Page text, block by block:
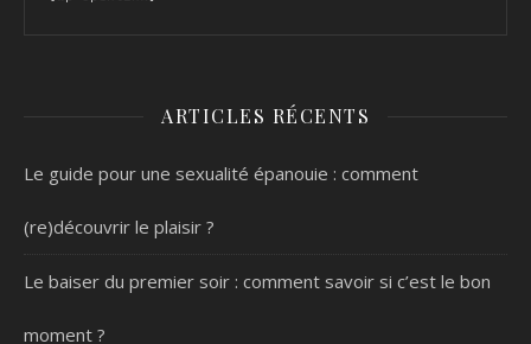
ARTICLES RÉCENTS
Le guide pour une sexualité épanouie : comment
(re)découvrir le plaisir ?
Le baiser du premier soir : comment savoir si c’est le bon
moment ?